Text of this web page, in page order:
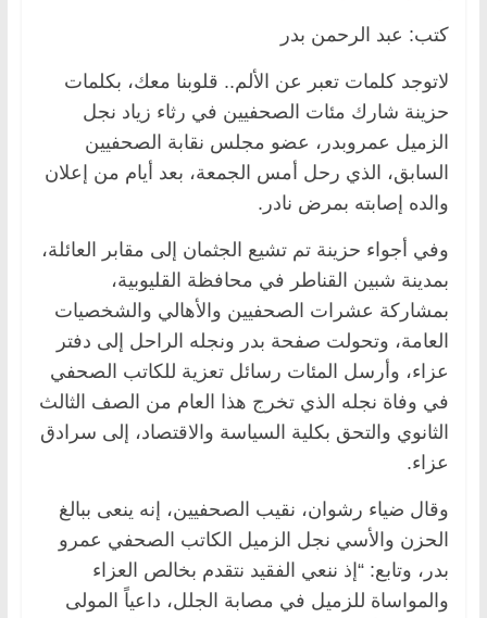
كتب: عبد الرحمن بدر
لاتوجد كلمات تعبر عن الألم.. قلوبنا معك، بكلمات
حزينة شارك مئات الصحفيين في رثاء زياد نجل
الزميل عمروبدر، عضو مجلس نقابة الصحفيين
السابق، الذي رحل أمس الجمعة، بعد أيام من إعلان
والده إصابته بمرض نادر.
وفي أجواء حزينة تم تشيع الجثمان إلى مقابر العائلة،
بمدينة شبين القناطر في محافظة القليوبية،
بمشاركة عشرات الصحفيين والأهالي والشخصيات
العامة، وتحولت صفحة بدر ونجله الراحل إلى دفتر
عزاء، وأرسل المئات رسائل تعزية للكاتب الصحفي
في وفاة نجله الذي تخرج هذا العام من الصف الثالث
الثانوي والتحق بكلية السياسة والاقتصاد، إلى سرادق
عزاء.
وقال ضياء رشوان، نقيب الصحفيين، إنه ينعى ببالغ
الحزن والأسي نجل الزميل الكاتب الصحفي عمرو
بدر، وتابع: “إذ ننعي الفقيد نتقدم بخالص العزاء
والمواساة للزميل في مصابة الجلل، داعياً المولى